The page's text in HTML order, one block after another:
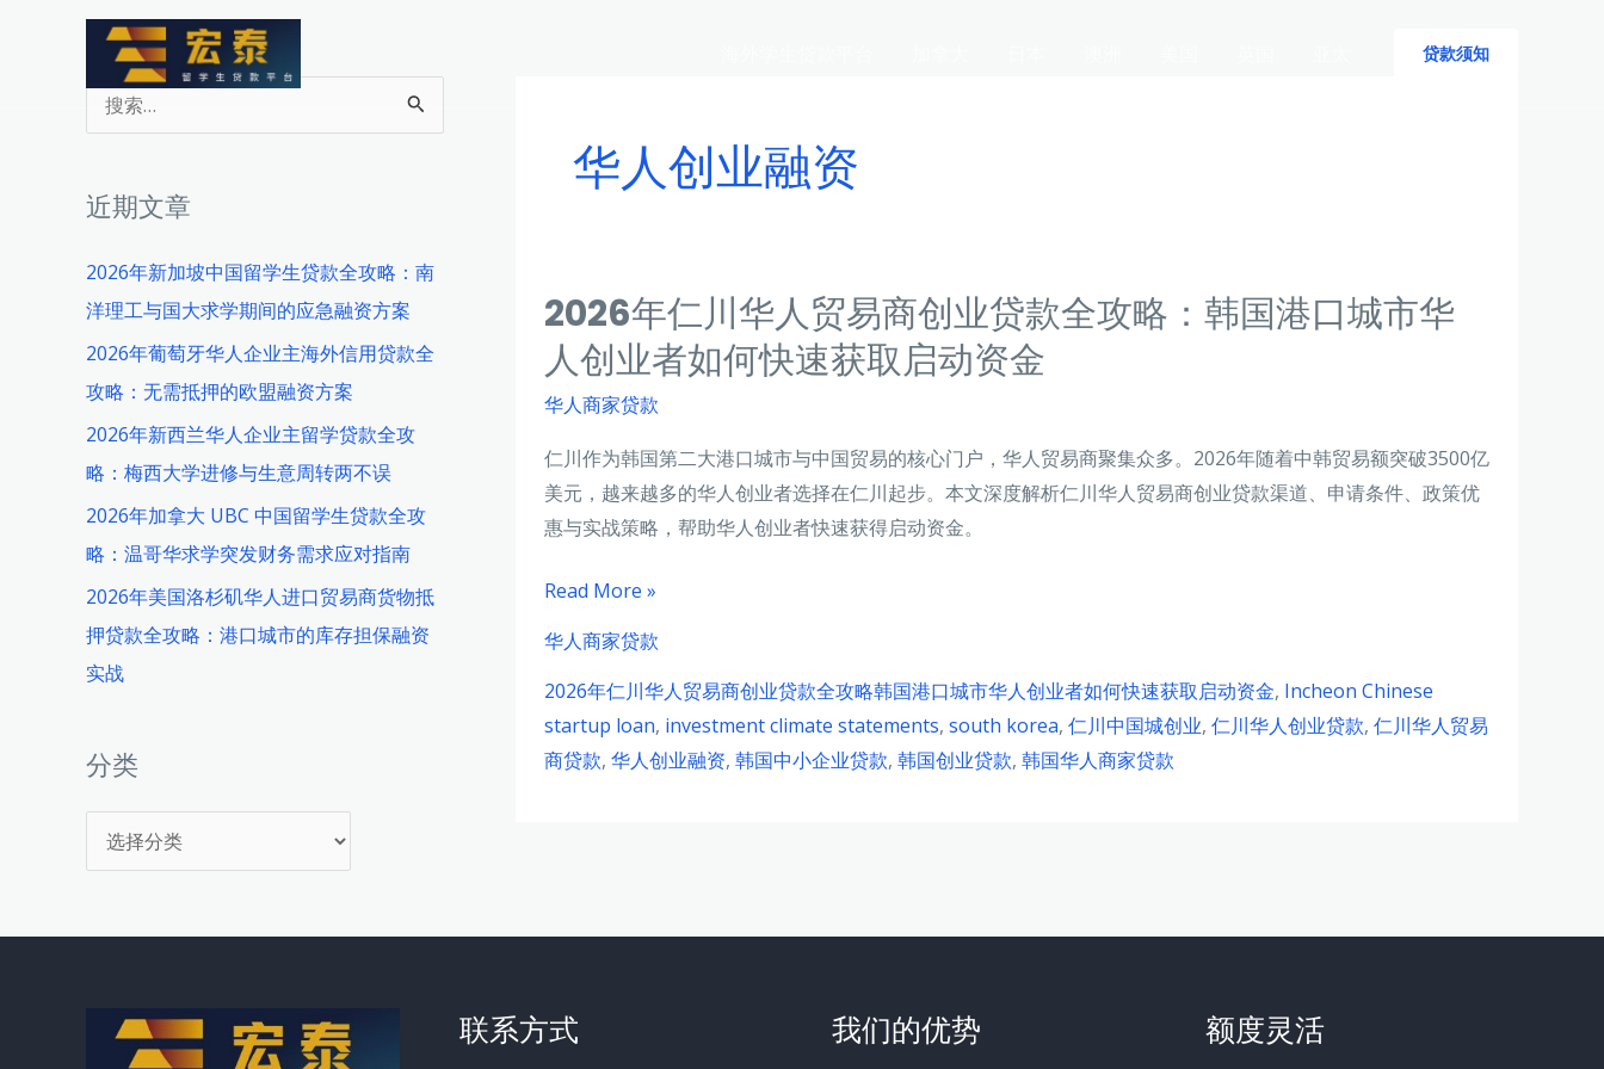
贷款须知
搜
索
近期文章
2026年新加坡中国留学生贷款全攻略：南
洋理工与国大求学期间的应急融资方案
2026年葡萄牙华人企业主海外信用贷款全
攻略：无需抵押的欧盟融资方案
2026年新西兰华人企业主留学贷款全攻
略：梅西大学进修与生意周转两不误
2026年加拿大 UBC 中国留学生贷款全攻
略：温哥华求学突发财务需求应对指南
2026年美国洛杉矶华人进口贸易商货物抵
押贷款全攻略：港口城市的库存担保融资
实战
分类
类
华人创业融资
2026年仁川华人贸易商创业贷款全攻略：韩国港口城市华
人创业者如何快速获取启动资金
华人商家贷款
仁川作为韩国第二大港口城市与中国贸易的核心门户，华人贸易商聚集众多。2026年随着中韩贸易额突破3500亿
美元，越来越多的华人创业者选择在仁川起步。本文深度解析仁川华人贸易商创业贷款渠道、申请条件、政策优
惠与实战策略，帮助华人创业者快速获得启动资金。
2026
仁
川
华
人
业
全
Read More »
华人商家贷款
2026年仁川华人贸易商创业贷款全攻略韩国港口城市华人创业者如何快速获取启动资金, Incheon Chinese
startup loan, investment climate statements, south korea, 仁川中国城创业, 仁川华人创业贷款, 仁川华人贸易
商贷款, 华人创业融资, 韩国中小企业贷款, 韩国创业贷款, 韩国华人商家贷款
联系方式 我们的优势 额度灵活